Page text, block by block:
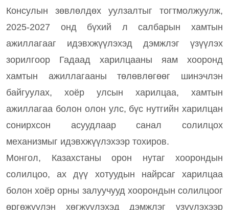
Консулын зөвлөлдөх уулзалтыг тогтмолжуулж,
2025-2027 онд бүхий л салбарын хамтын
ажиллагааг идэвхжүүлэхэд дэмжлэг үзүүлэх
зорилгоор Гадаад харилцааны яам хооронд
хамтын ажиллагааны төлөвлөгөөг шинэчлэн
байгуулах, хоёр улсын харилцаа, хамтын
ажиллагаа болон олон улс, бүс нутгийн харилцан
сонирхсон асуудлаар санал солилцох
механизмыг идэвхжүүлэхээр тохиров.
Монгол, Казахстаны орон нутаг хоорондын
солилцоо, ах дүү хотуудын найрсаг харилцаа
болон хоёр орны залуучууд хоорондын солилцоог
өргөжүүлэн хөгжүүлэхэд дэмжлэг үзүүлэхээр